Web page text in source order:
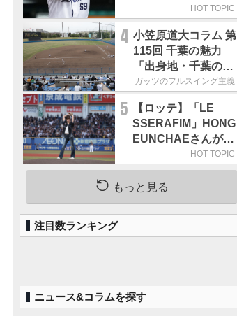
HOT TOPIC
4 小笠原道大コラム 第
115回 千葉の魅力
「出身地・千葉の話
の続き。昔から野球
す」
ガッツのフルスイング主義
5
【ロッテ】「LE
SSERAFIM」HONG
EUNCHAEさんが始
球式「この場に立て
て本当にうれしい」
／8月5日の西武戦
HOT TOPIC
もっと見る
注目数ランキング
ニュース&コラムを探す